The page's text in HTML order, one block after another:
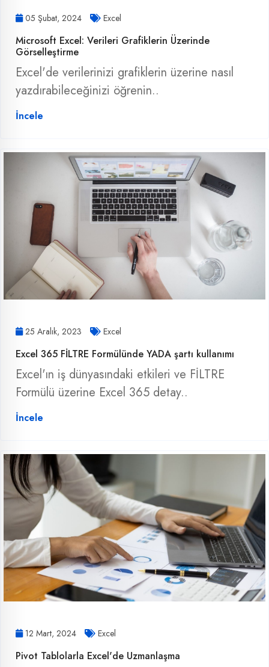
05 Şubat, 2024 Excel
Microsoft Excel: Verileri Grafiklerin Üzerinde
Görselleştirme
Excel'de verilerinizi grafiklerin üzerine nasıl
yazdırabileceğinizi öğrenin..
İncele
25 Aralık, 2023 Excel
Excel 365 FİLTRE Formülünde YADA şartı kullanımı
Excel'ın iş dünyasındaki etkileri ve FİLTRE
Formülü üzerine Excel 365 detay..
İncele
12 Mart, 2024 Excel
Pivot Tablolarla Excel'de Uzmanlaşma